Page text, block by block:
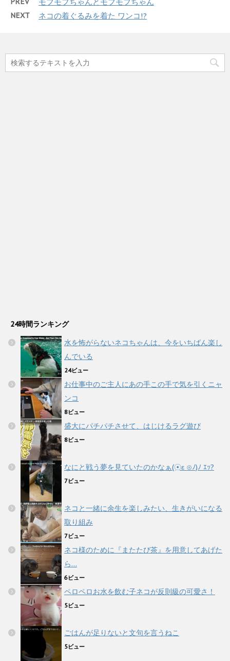
NEXT ネコの着ぐるみを着た ワンコ!?
24時間ランキング
水を怖がらないネコちゃんは、今をいちばん楽し
んでいる
24ビュー
お仕事中のご主人にあの手この手で気を引くニャ
ンコ
8ビュー
盛大にパチパチさせて、はじけるラグ遊び
8ビュー
なにと戦う夢を見ていたのかなぁ(☉ε ⊙ﾉ)ﾉ ｴｯ?
7ビュー
ネコと一緒に余生を楽しみたい、生きがいになる
取り組み
7ビュー
ネコ様のために『またたび茶』を用意してあげた
ら…
6ビュー
ペロペロお水を飲む子ネコが反則級の可愛さ！
5ビュー
ごはんが足りないと文句を言うねこ
5ビュー